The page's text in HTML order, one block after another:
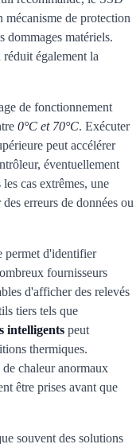
mécanisme de protection
dommages matériels.
également la
de fonctionnement
0°C et 70°C. Exécuter
peut accélérer
éventuellement
cas extrêmes, une
erreurs de données ou
permet d'identifier
fournisseurs
d'afficher des relevés
tiers tels que
intelligents peut
thermiques.
chaleur anormaux
être prises avant que
souvent des solutions